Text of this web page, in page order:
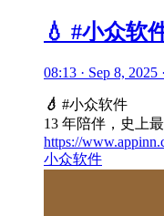
💧 #小众软
08:13 · Sep 8, 2025
💧 #小众软件
13 年陪伴，史上
https://
小众软件